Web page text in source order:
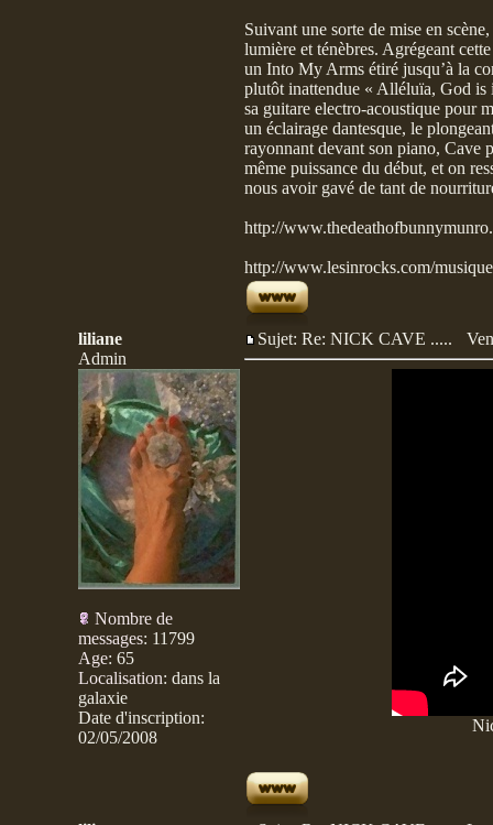
Suivant une sorte de mise en
lumière et ténèbres. Agrégeant
un Into My Arms étiré jusqu’à la
plutôt inattendue « Alléluïa, God
sa guitare electro-acoustique pour
un éclairage dantesque, le
rayonnant devant son piano, Cave
même puissance du début, et on
nous avoir gavé de tant de
http://
http://www.lesinrocks.com/
liliane
Admin
Nombre de
messages: 11799
Age: 65
Localisation: dans la
galaxie
Date d'inscription:
02/05/2008
Sujet: Re: NICK CAVE .....